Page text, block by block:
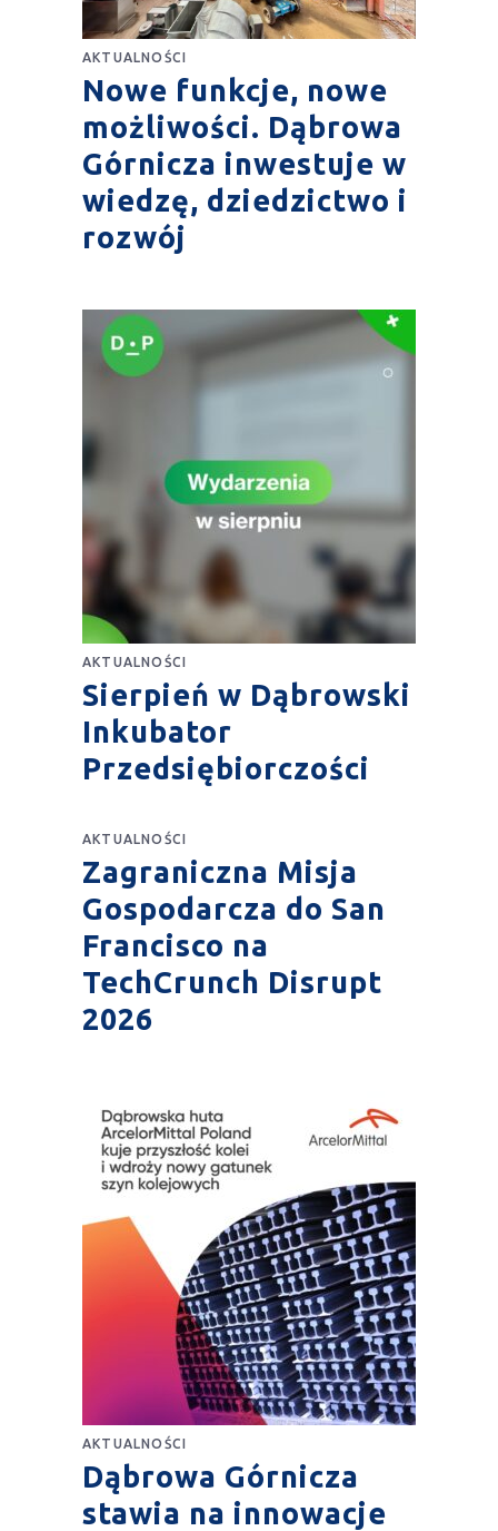
AKTUALNOŚCI
Nowe funkcje, nowe
możliwości. Dąbrowa
Górnicza inwestuje w
wiedzę, dziedzictwo i
rozwój
AKTUALNOŚCI
Sierpień w Dąbrowski
Inkubator
Przedsiębiorczości
AKTUALNOŚCI
Zagraniczna Misja
Gospodarcza do San
Francisco na
TechCrunch Disrupt
2026
AKTUALNOŚCI
Dąbrowa Górnicza
stawia na innowacje